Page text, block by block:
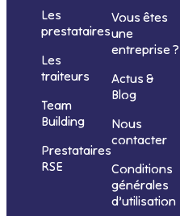
Les
prestataires
Les
traiteurs
Team
Building
Prestataires
RSE
Vous êtes
une
entreprise ?
Actus &
Blog
Nous
contacter
Conditions
générales
d’utilisation